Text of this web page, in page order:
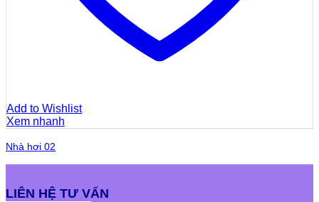
Add to Wishlist
Xem nhanh
Nhà hơi 02
LIÊN HỆ TƯ VẤN